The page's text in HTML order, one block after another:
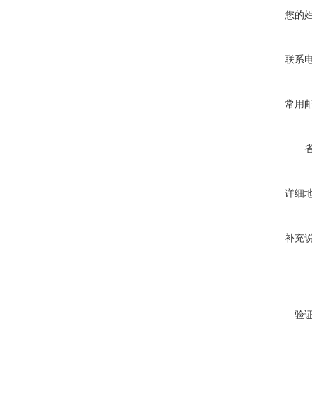
您的
联系
常用
详细
补充
验